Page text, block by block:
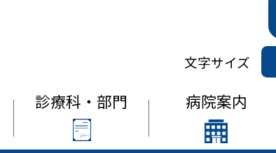
文字サイズ
診療科・部門 病院案内